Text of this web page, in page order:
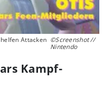
Attacken ©Screenshot //
Nintendo
Kampf-